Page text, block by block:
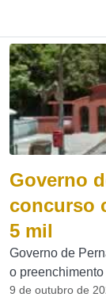
Governo
concurso
5 mil
Governo de
o
9 de outubro de